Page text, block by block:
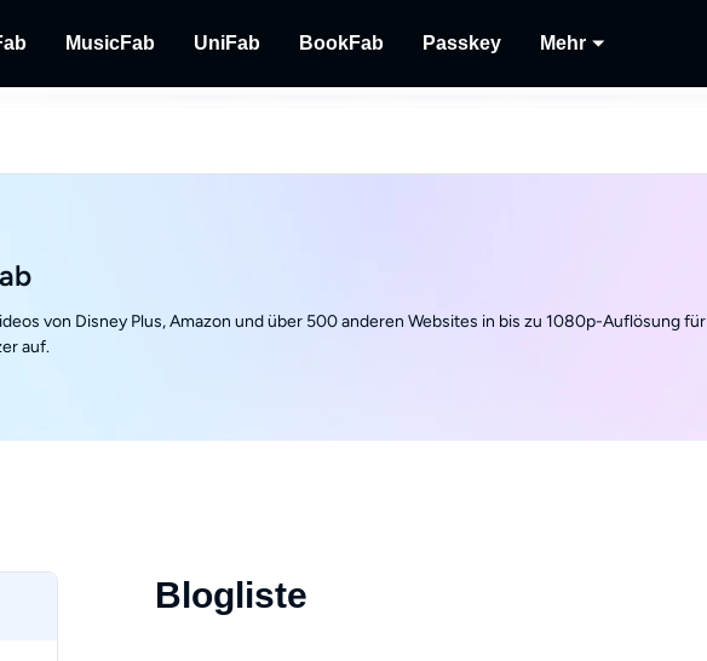
MusicFab UniFab BookFab Passkey Mehr
von Disney Plus, Amazon und über 500 anderen Websites in bis zu 1080p-Auflösung für
auf.
Blogliste